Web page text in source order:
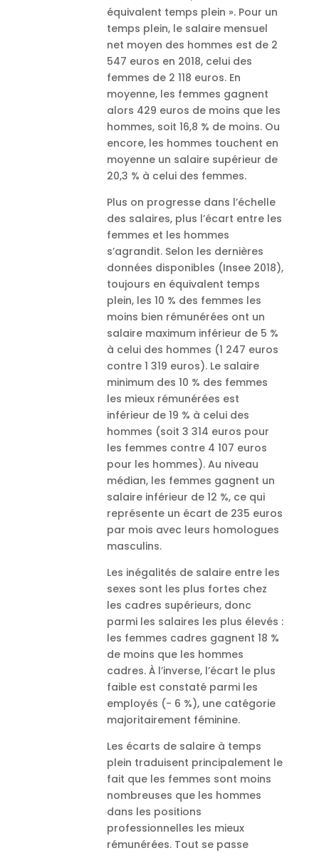
équivalent temps plein ». Pour un
temps plein, le salaire mensuel
net moyen des hommes est de 2
547 euros en 2018, celui des
femmes de 2 118 euros. En
moyenne, les femmes gagnent
alors 429 euros de moins que les
hommes, soit 16,8 % de moins. Ou
encore, les hommes touchent en
moyenne un salaire supérieur de
20,3 % à celui des femmes.
Plus on progresse dans l’échelle
des salaires, plus l’écart entre les
femmes et les hommes
s’agrandit. Selon les dernières
données disponibles (Insee 2018),
toujours en équivalent temps
plein, les 10 % des femmes les
moins bien rémunérées ont un
salaire maximum inférieur de 5 %
à celui des hommes (1 247 euros
contre 1 319 euros). Le salaire
minimum des 10 % des femmes
les mieux rémunérées est
inférieur de 19 % à celui des
hommes (soit 3 314 euros pour
les femmes contre 4 107 euros
pour les hommes). Au niveau
médian, les femmes gagnent un
salaire inférieur de 12 %, ce qui
représente un écart de 235 euros
par mois avec leurs homologues
masculins.
Les inégalités de salaire entre les
sexes sont les plus fortes chez
les cadres supérieurs, donc
parmi les salaires les plus élevés :
les femmes cadres gagnent 18 %
de moins que les hommes
cadres. À l’inverse, l’écart le plus
faible est constaté parmi les
employés (- 6 %), une catégorie
majoritairement féminine.
Les écarts de salaire à temps
plein traduisent principalement le
fait que les femmes sont moins
nombreuses que les hommes
dans les positions
professionnelles les mieux
rémunérées. Tout se passe